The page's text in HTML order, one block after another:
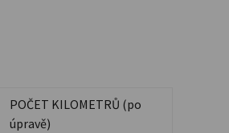
POČET KILOMETRŮ (po
úpravě)